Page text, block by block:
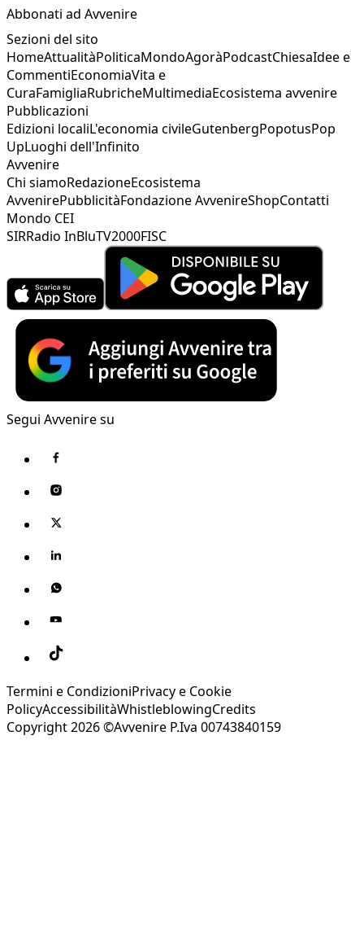
Abbonati ad Avvenire
Sezioni del sito
HomeAttualitàPoliticaMondoAgoràPodcastChiesaIdee e
CommentiEconomiaVita e
CuraFamigliaRubricheMultimediaEcosistema avvenire
Pubblicazioni
Edizioni localiL'economia civileGutenbergPopotusPop
UpLuoghi dell'Infinito
Avvenire
Chi siamoRedazioneEcosistema
AvvenirePubblicitàFondazione AvvenireShopContatti
Mondo CEI
SIRRadio InBluTV2000FISC
Segui Avvenire su
Termini e CondizioniPrivacy e Cookie
PolicyAccessibilitàWhistleblowingCredits
Copyright 2026 ©Avvenire P.Iva 00743840159